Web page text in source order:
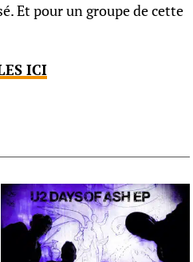
Et pour un groupe de cette
ICI